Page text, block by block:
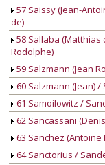
57 Saissy (Jean-
de)
58 Sallaba (Matthias
Rodolphe)
59 Salzmann (Jean
60 Salzmann (Jean)
61 Samoilowitz /
62 Sancassani
63 Sanchez
64 Sanctorius /